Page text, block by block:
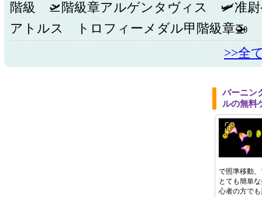
階級 🛫階級章アルゲンタヴィス 🛩准尉
アトルス トロフィーメダル甲階級章🚁
>>全
バーニン
ルの無料
で照準移動
とても簡単
心者の方で